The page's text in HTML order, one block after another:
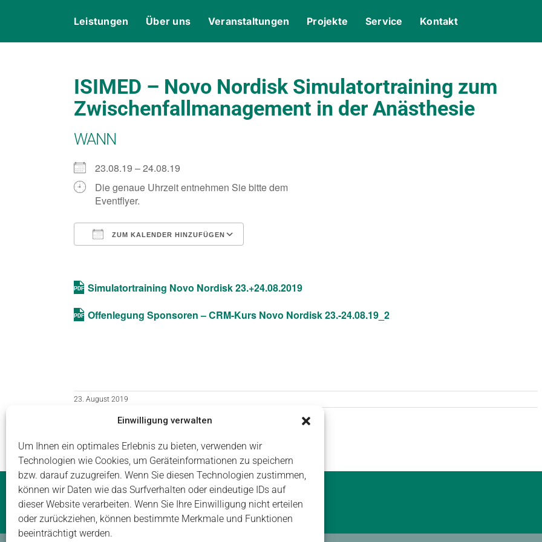
Einwilligung verwalten
Um Ihnen ein optimales Erlebnis zu bieten, verwenden wir
Technologien wie Cookies, um Geräteinformationen zu speichern
bzw. darauf zuzugreifen. Wenn Sie diesen Technologien zustimmen,
können wir Daten wie das Surfverhalten oder eindeutige IDs auf
dieser Website verarbeiten. Wenn Sie Ihre Einwilligung nicht erteilen
oder zurückziehen, können bestimmte Merkmale und Funktionen
beeinträchtigt werden.
Leistungen Über uns Veranstaltungen Projekte Service Kontakt
ISIMED – Novo Nordisk Simulatortraining zum
Zwischenfallmanagement in der Anästhesie
WANN
23.08.19 – 24.08.19
Die genaue Uhrzeit entnehmen Sie bitte dem
Eventflyer.
ZUM KALENDER HINZUFÜGEN
Simulatortraining Novo Nordisk 23.+24.08.2019
Offenlegung Sponsoren – CRM-Kurs Novo Nordisk 23.-24.08.19_2
23. August 2019
Impressum Datenschutz Login